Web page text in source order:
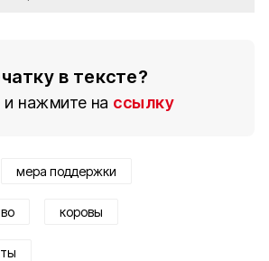
в тексте?
нажмите на ссылку
мера поддержки
коровы